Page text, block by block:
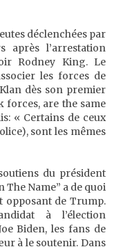
déclenchées par
après l’arrestation
Rodney King. Le
les forces de
dès son premier
forces, are the same
« Certains de ceux
sont les mêmes
du président
Name” a de quoi
opposant de Trump.
à l’élection
Biden, les fans de
à le soutenir. Dans